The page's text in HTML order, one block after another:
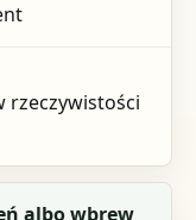
rzeczywistości
albo wbrew